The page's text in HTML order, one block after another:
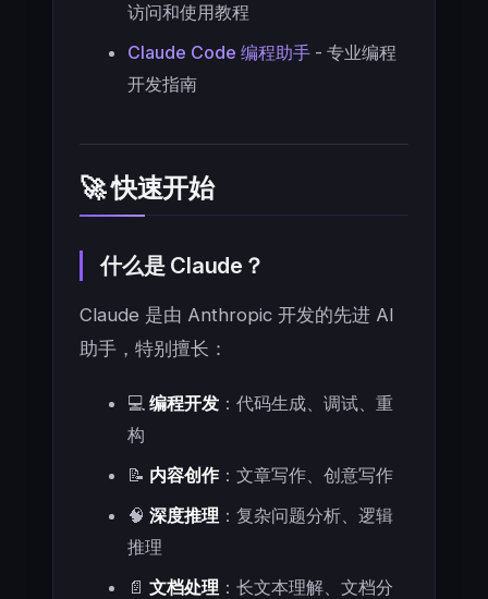
访问和使用教程
Claude Code 编程助手 - 专业编程
开发指南
🚀 快速开始
什么是 Claude？
Claude 是由 Anthropic 开发的先进 AI
助手，特别擅长：
💻 编程开发 ：代码生成、调试、重
构
📝 内容创作：文章写作、创意写作
🧠 深度推理 ：复杂问题分析、逻辑
推理
📄 文档处理 ：长文本理解、文档分